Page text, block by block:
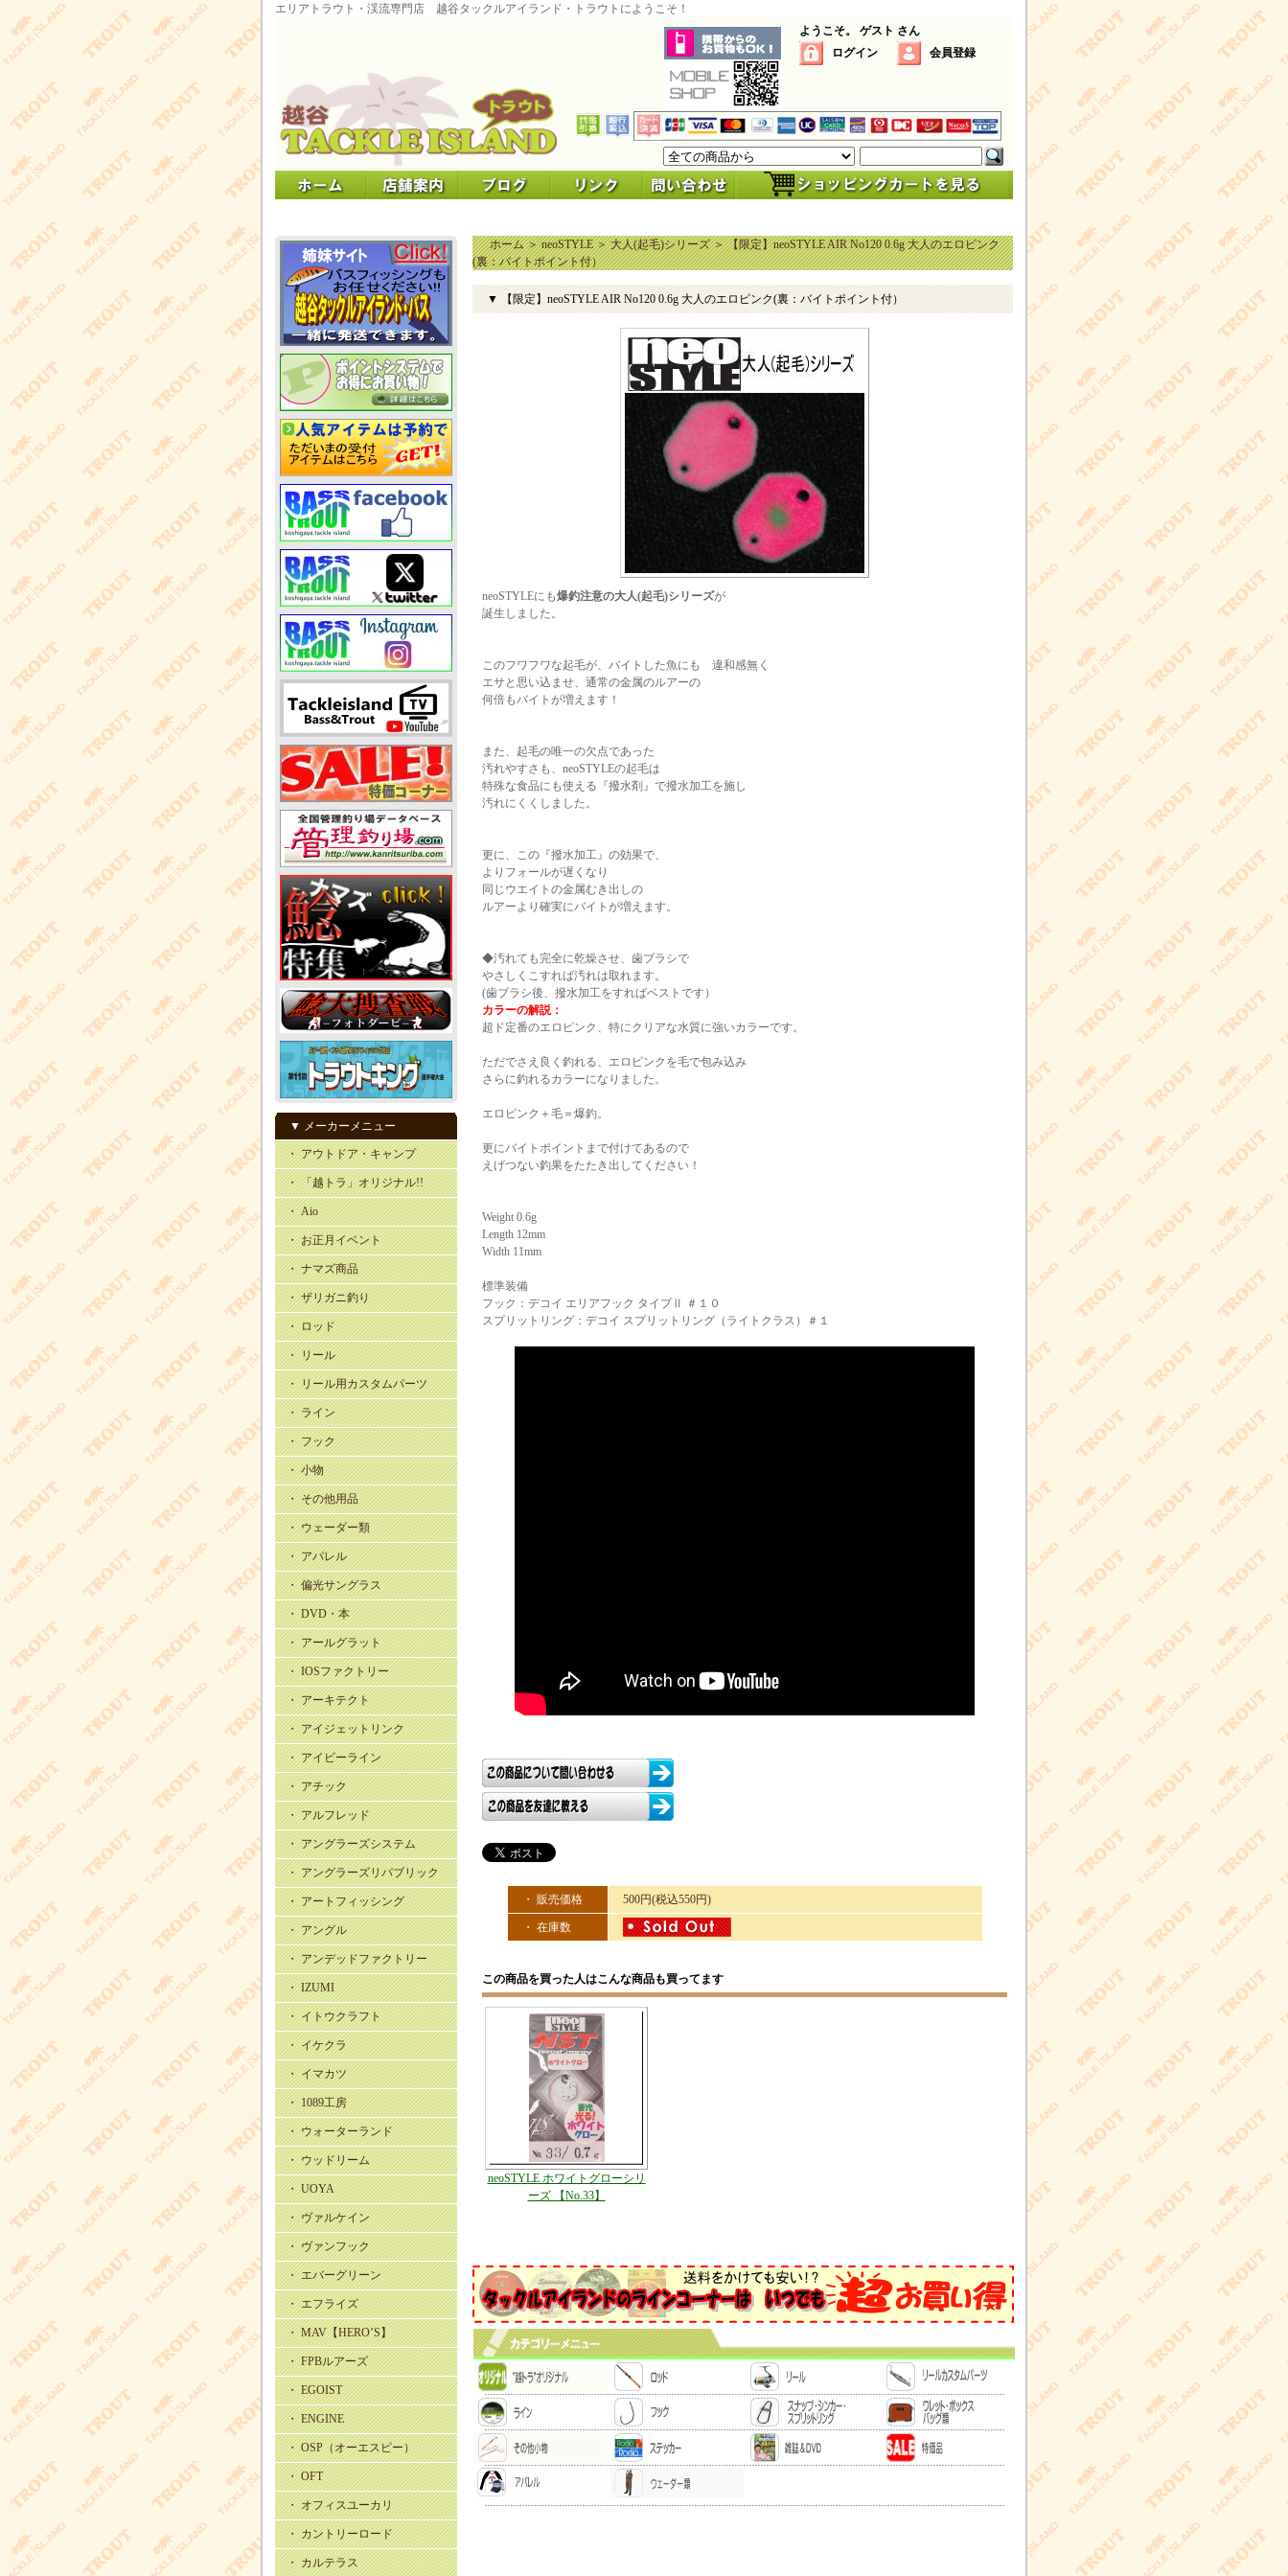
エリアトラウト・渓流専門店 越谷タックルアイランド・トラウトにようこそ！
ようこそ。 ゲスト さん
ログイン
会員登録
▼ メーカーメニュー
・ アウトドア・キャンプ
・ 「越トラ」オリジナル!!
・ Aio
・ お正月イベント
・ ナマズ商品
・ ザリガニ釣り
・ ロッド
・ リール
・ リール用カスタムパーツ
・ ライン
・ フック
・ 小物
・ その他用品
・ ウェーダー類
・ アパレル
・ 偏光サングラス
・ DVD・本
・ アールグラット
・ IOSファクトリー
・ アーキテクト
・ アイジェットリンク
・ アイビーライン
・ アチック
・ アルフレッド
・ アングラーズシステム
・ アングラーズリパブリック
・ アートフィッシング
・ アングル
・ アンデッドファクトリー
・ IZUMI
・ イトウクラフト
・ イケクラ
・ イマカツ
・ 1089工房
・ ウォーターランド
・ ウッドリーム
・ UOYA
・ ヴァルケイン
・ ヴァンフック
・ エバーグリーン
・ エフライズ
・ MAV【HERO’S】
・ FPBルアーズ
・ EGOIST
・ ENGINE
・ OSP（オーエスピー）
・ OFT
・ オフィスユーカリ
・ カントリーロード
・ カルテラス
ホーム＞neoSTYLE＞大人(起毛)シリーズ＞【限定】neoSTYLE AIR No120 0.6g 大人のエロピンク
(裏：バイトポイント付）
▼ 【限定】neoSTYLE AIR No120 0.6g 大人のエロピンク(裏：バイトポイント付）
neoSTYLEにも爆釣注意の大人(起毛)シリーズが
誕生しました。
このフワフワな起毛が、バイトした魚にも 違和感無く
エサと思い込ませ、通常の金属のルアーの
何倍もバイトが増えます！
また、起毛の唯一の欠点であった
汚れやすさも、neoSTYLEの起毛は
特殊な食品にも使える『撥水剤』で撥水加工を施し
汚れにくくしました。
更に、この『撥水加工』の効果で、
よりフォールが遅くなり
同じウエイトの金属むき出しの
ルアーより確実にバイトが増えます。
◆汚れても完全に乾燥させ、歯ブラシで
やさしくこすれば汚れは取れます。
(歯ブラシ後、撥水加工をすればベストです）
カラーの解説：
超ド定番のエロピンク、特にクリアな水質に強いカラーです。
ただでさえ良く釣れる、エロピンクを毛で包み込み
さらに釣れるカラーになりました。
エロピンク＋毛＝爆釣。
更にバイトポイントまで付けてあるので
えげつない釣果をたたき出してください！
Weight 0.6g
Length 12mm
Width 11mm
標準装備
フック：デコイ エリアフック タイプⅡ ＃１０
スプリットリング：デコイ スプリットリング（ライトクラス）＃１
・ 販売価格 500円(税込550円)
・ 在庫数
この商品を買った人はこんな商品も買ってます
neoSTYLE ホワイトグローシリ
ーズ 【No.33】